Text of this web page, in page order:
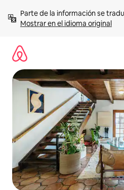
contenidoMostrar en el idioma original